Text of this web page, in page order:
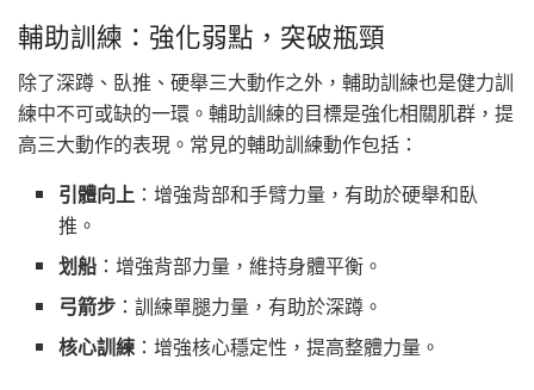
輔助訓練：強化弱點，突破瓶頸
除了深蹲、臥推、硬舉三大動作之外，輔助訓練也是健力訓
練中不可或缺的一環。輔助訓練的目標是強化相關肌群，提
高三大動作的表現。常見的輔助訓練動作包括：
引體向上 ：增強背部和手臂力量，有助於硬舉和臥
推。
划船 ：增強背部力量，維持身體平衡。
弓箭步 ：訓練單腿力量，有助於深蹲。
核心訓練 ：增強核心穩定性，提高整體力量。